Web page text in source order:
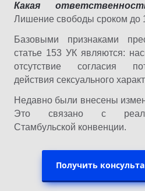
Какая
Лишение свободы сроком до
Базовыми признаками
статье 153 УК являются:
отсутствие согласия
действия сексуального
Недавно были внесены
Это связано с
Стамбульской конвенции.
Получить